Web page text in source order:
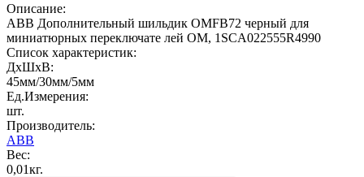
Описание:
ABB Дополнительный шильдик OMFB72 черный для
миниатюрных переключате лей ОМ, 1SCA022555R4990
Список характеристик:
ДxШxВ:
45мм/30мм/5мм
Ед.Измерения:
шт.
Производитель:
ABB
Вес:
0,01кг.